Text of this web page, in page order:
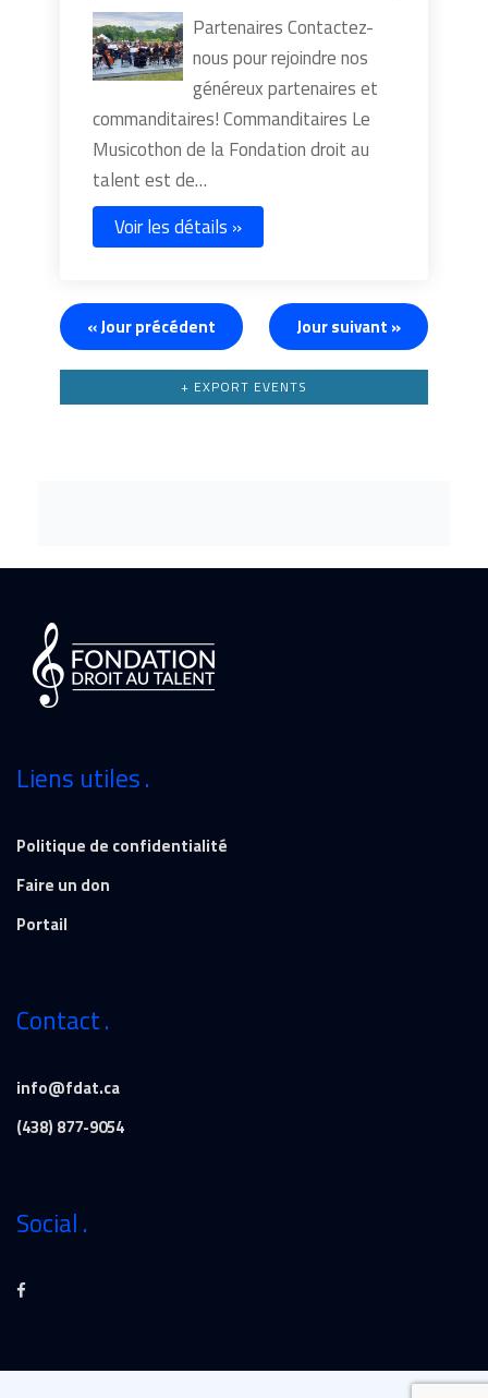
Partenaires Contactez-
nous pour rejoindre nos
généreux partenaires et
commanditaires! Commanditaires Le
Musicothon de la Fondation droit au
talent est de…
Voir les détails »
«Jour précédent Jour suivant »
+ EXPORT EVENTS
Liens utiles
Politique de confidentialité
Faire un don
Portail
Contact
info@fdat.ca
(438) 877-9054
Social